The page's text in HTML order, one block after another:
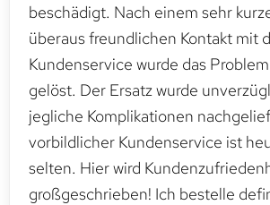
beschädigt. Nach einem sehr
überaus freundlichen Kontakt mit
Kundenservice wurde das
gelöst. Der Ersatz wurde
jegliche Komplikationen
vorbildlicher Kundenservice ist
selten. Hier wird
großgeschrieben! Ich bestelle